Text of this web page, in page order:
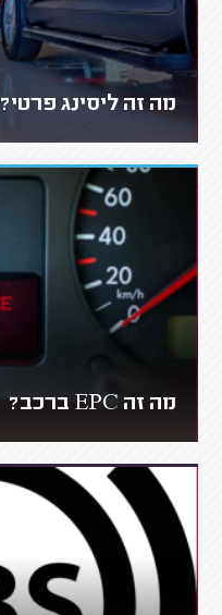
מה זה ליסינג פרטי?
מה זה EPC ברכב?